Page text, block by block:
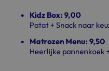
Kidz Box: 9,00
Patat + Snack naar
Matrozen Menu: 9,50
Heerlijke pannenkoek